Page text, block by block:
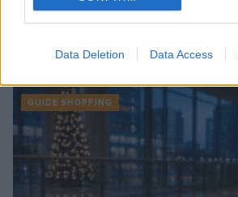
Data Deletion Data Access
Continua a leggere
GUIDE SHOPPING